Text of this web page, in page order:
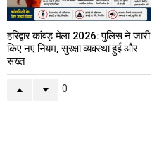
हरिद्वार कांवड़ मेला 2026: पुलिस ने जारी
किए नए नियम, सुरक्षा व्यवस्था हुई और
सख्त
0